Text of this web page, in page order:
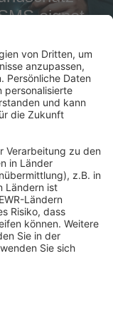
eignet
kündigen